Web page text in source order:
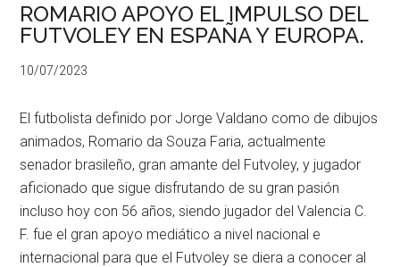
ROMARIO APOYO EL IMPULSO DEL
FUTVOLEY EN ESPAÑA Y EUROPA.
10/07/2023
El futbolista definido por Jorge Valdano como de dibujos
animados, Romario da Souza Faria, actualmente
senador brasileño, gran amante del Futvoley, y jugador
aficionado que sigue disfrutando de su gran pasión
incluso hoy con 56 años, siendo jugador del Valencia C.
F. fue el gran apoyo mediático a nivel nacional e
internacional para que el Futvoley se diera a conocer al